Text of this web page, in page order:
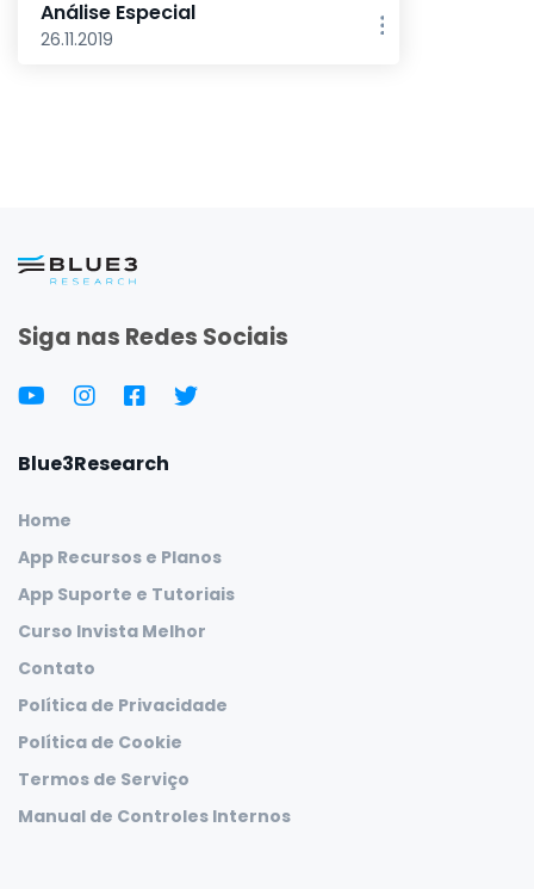
Análise Especial
26.11.2019
Siga nas Redes Sociais
Blue3Research
Home
App Recursos e Planos
App Suporte e Tutoriais
Curso Invista Melhor
Contato
Política de Privacidade
Política de Cookie
Termos de Serviço
Manual de Controles Internos